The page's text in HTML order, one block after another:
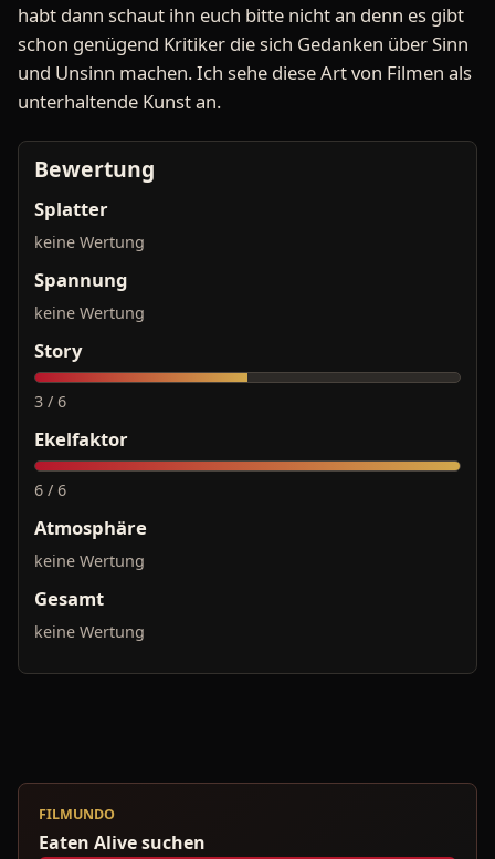
habt dann schaut ihn euch bitte nicht an denn es gibt
schon genügend Kritiker die sich Gedanken über Sinn
und Unsinn machen. Ich sehe diese Art von Filmen als
unterhaltende Kunst an.
Bewertung
Splatter
keine Wertung
Spannung
keine Wertung
Story
3 / 6
Ekelfaktor
6 / 6
Atmosphäre
keine Wertung
Gesamt
keine Wertung
FILMUNDO
Eaten Alive suchen